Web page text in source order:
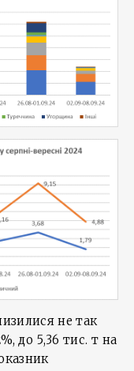
не так
до 5,36 тис. т на